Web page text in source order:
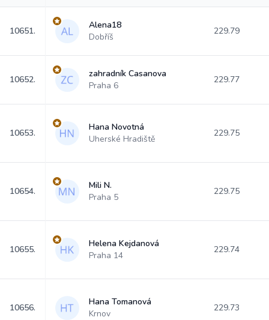
10651.
Alena18
Dobříš
229.79
10652.
zahradník Casanova
Praha 6
229.77
10653.
Hana Novotná
Uherské Hradiště
229.75
10654.
Mili N.
Praha 5
229.75
10655.
Helena Kejdanová
Praha 14
229.74
10656.
Hana Tomanová
Krnov
229.73